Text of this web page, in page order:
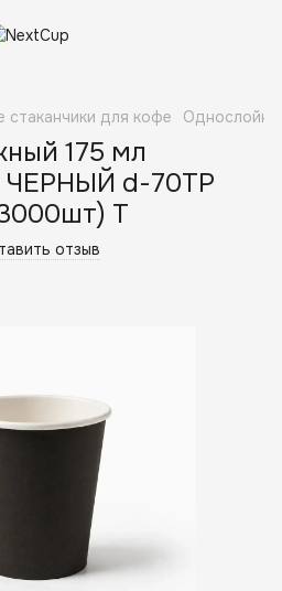
стаканчики для кофе
175 мл
ЧЕРНЫЙ d-70TP
Т
отзыв